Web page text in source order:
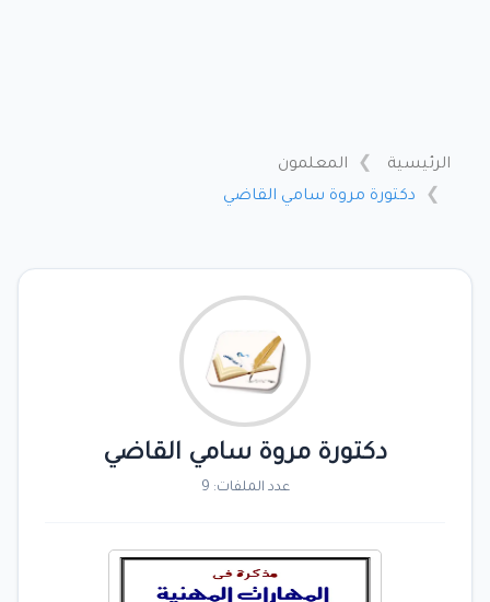
الرئيسية
المعلمون
دكتورة مروة سامي القاضي
دكتورة مروة سامي القاضي
عدد الملفات: 9